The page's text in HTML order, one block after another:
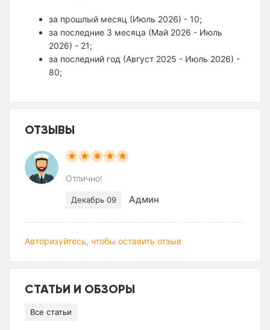
за прошлый месяц (Июль 2026) - 10;
за последние 3 месяца (Май 2026 - Июль
2026) - 21;
за последний год (Август 2025 - Июль 2026) -
80;
ОТЗЫВЫ
Отлично!
Декабрь 09 Админ
Авторизуйтесь, чтобы оставить отзыв
СТАТЬИ И ОБЗОРЫ
Все статьи